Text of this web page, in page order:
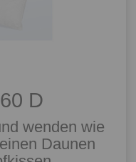
D
wenden wie
Daunen